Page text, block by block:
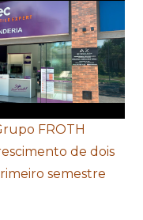
FROTH
de dois
semestre